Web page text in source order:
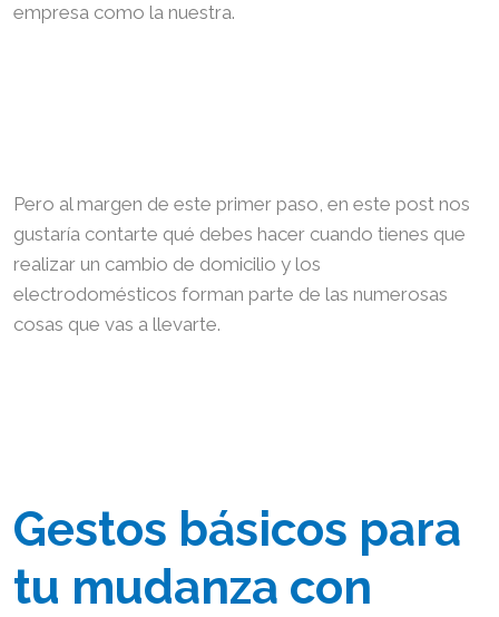
empresa como la nuestra.
Pero al margen de este primer paso, en este post nos
gustaría contarte qué debes hacer cuando tienes que
realizar un cambio de domicilio y los
electrodomésticos forman parte de las numerosas
cosas que vas a llevarte.
Gestos básicos para
tu mudanza con